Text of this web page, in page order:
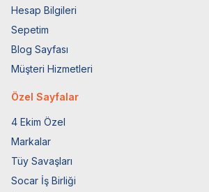
Hesap Bilgileri
Sepetim
Blog Sayfası
Müşteri Hizmetleri
Özel Sayfalar
4 Ekim Özel
Markalar
Tüy Savaşları
Socar İş Birliği